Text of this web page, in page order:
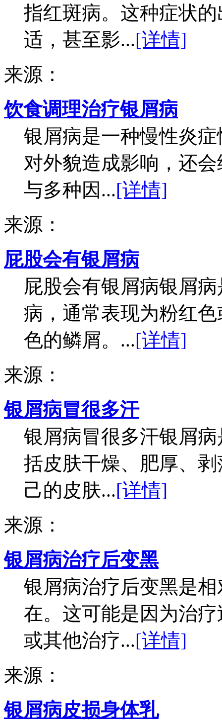
指红斑病。这种症状
适，甚至影...[详情]
来源：
饮食调理治疗银屑病
银屑病是一种慢性炎
对外貌造成影响，还
与多种因...[详情]
来源：
屁股会有银屑病
屁股会有银屑病银屑
病，通常表现为粉红
色的鳞屑。...[详情]
来源：
银屑病冒很多汗
银屑病冒很多汗银屑
括皮肤干燥、肥厚、
己的皮肤...[详情]
来源：
银屑病治疗后变黑
银屑病治疗后变黑是
在。这可能是因为治
或其他治疗...[详情]
来源：
银屑病皮损身体乳